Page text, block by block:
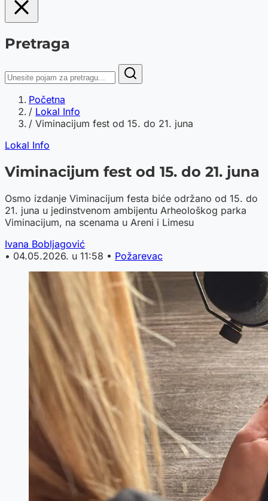
Pretraga
Početna
/ Lokal Info
/ Viminacijum fest od 15. do 21. juna
Lokal Info
Viminacijum fest od 15. do 21. juna
Osmo izdanje Viminacijum festa biće održano od 15. do
21. juna u jedinstvenom ambijentu Arheološkog parka
Viminacijum, na scenama u Areni i Limesu
Ivana Bobljagović
• 04.05.2026. u 11:58 • Požarevac